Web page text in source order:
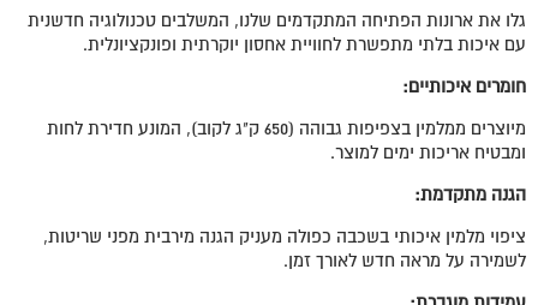
גלו את ארונות הפתיחה המתקדמים שלנו, המשלבים טכנולוגיה חדשנית
עם איכות בלתי מתפשרת לחוויית אחסון יוקרתית ופונקציונלית.
חומרים איכותיים:
מיוצרים ממלמין בצפיפות גבוהה (650 ק"ג לקוב), המונע חדירת לחות
ומבטיח אריכות ימים למוצר.
הגנה מתקדמת:
ציפוי מלמין איכותי בשכבה כפולה מעניק הגנה מירבית מפני שריטות,
לשמירה על מראה חדש לאורך זמן.